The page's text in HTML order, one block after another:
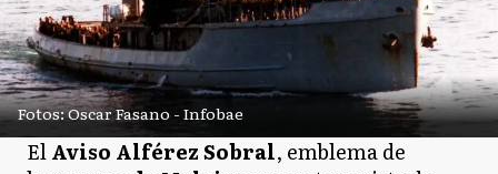
Fotos: Oscar Fasano - Infobae
ElAviso Alférez Sobral, emblema de